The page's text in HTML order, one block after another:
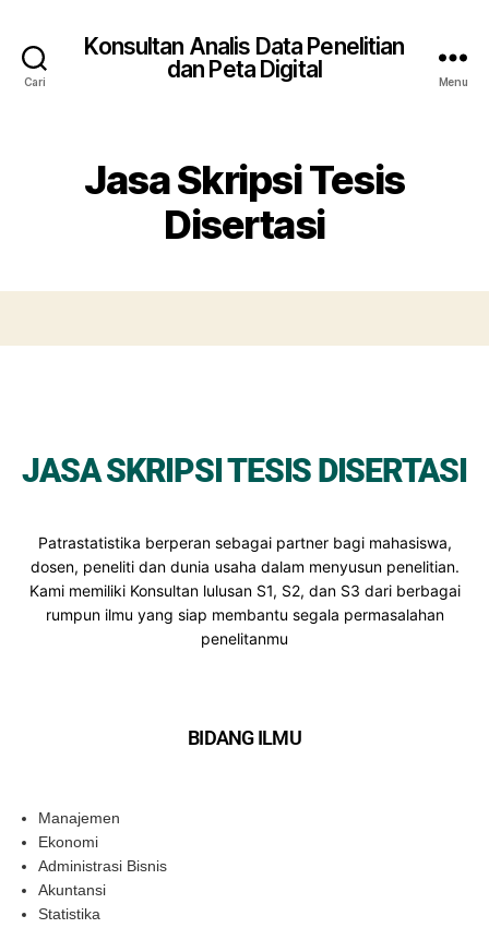
Cari
Konsultan Analis Data Penelitian
dan Peta Digital
Menu
Jasa Skripsi Tesis
Disertasi
JASA SKRIPSI TESIS DISERTASI
Patrastatistika berperan sebagai partner bagi mahasiswa,
dosen, peneliti dan dunia usaha dalam menyusun penelitian.
Kami memiliki Konsultan lulusan S1, S2, dan S3 dari berbagai
rumpun ilmu yang siap membantu segala permasalahan
penelitanmu
BIDANG ILMU
Manajemen
Ekonomi
Administrasi Bisnis
Akuntansi
Statistika